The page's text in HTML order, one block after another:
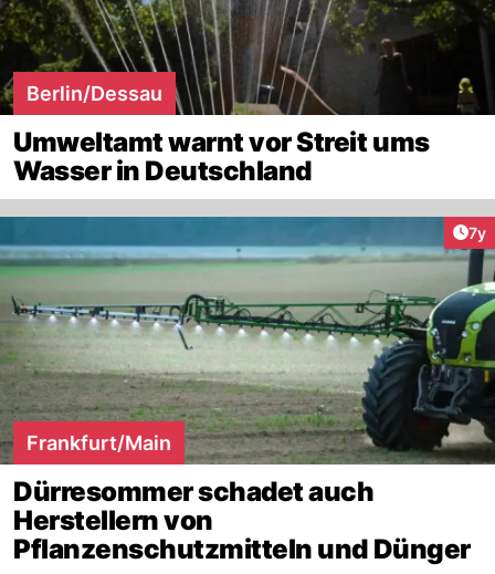
Berlin/Dessau
Umweltamt warnt vor Streit ums
Wasser in Deutschland
7y
Frankfurt/Main
Dürresommer schadet auch
Herstellern von
Pflanzenschutzmitteln und Dünger